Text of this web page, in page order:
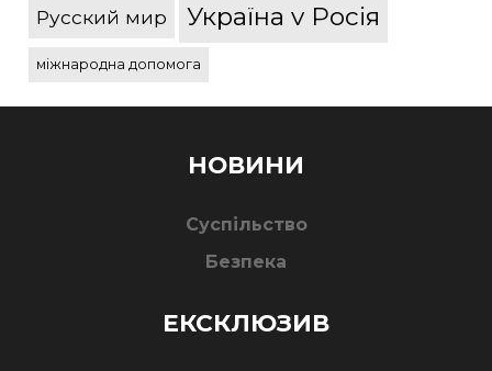
Русский мир Україна v Росія
міжнародна допомога
НОВИНИ
Суспільство
Безпека
ЕКСКЛЮЗИВ